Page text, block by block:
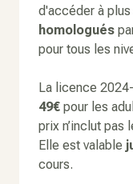
d'accéder à plus
homologués
pour tous les
La licence
49€ pour les
prix n’inclut pas
Elle est valable
cours.